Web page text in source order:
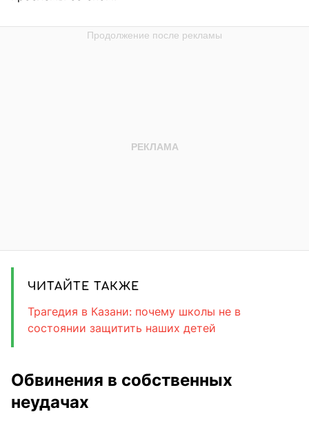
ЧИТАЙТЕ ТАКЖЕ
Трагедия в Казани: почему школы не в
состоянии защитить наших детей
Обвинения в собственных
неудачах